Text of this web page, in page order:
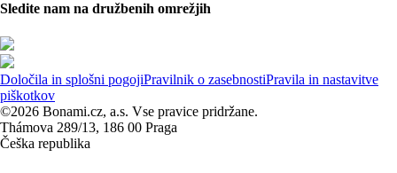
Sledite nam na družbenih omrežjih
Določila in splošni pogojiPravilnik o zasebnostiPravila in nastavitve
piškotkov
©2026 Bonami.cz, a.s. Vse pravice pridržane.
Thámova 289/13, 186 00 Praga
Češka republika